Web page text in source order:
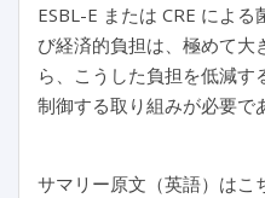
ESBL-E または CRE によ
び経済的負担は、極めて大
ら、こうした負担を低減
制御する取り組みが必要で
サマリー原文（英語）はこ